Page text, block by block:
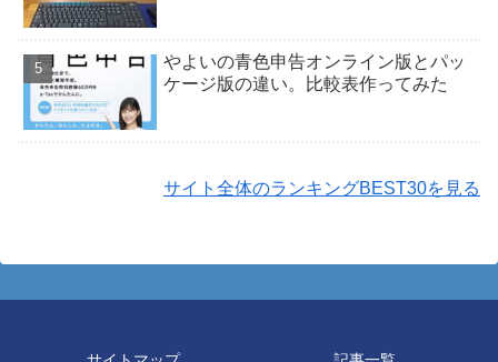
やよいの青色申告オンライン版とパッ
ケージ版の違い。比較表作ってみた
サイト全体のランキングBEST30を見る